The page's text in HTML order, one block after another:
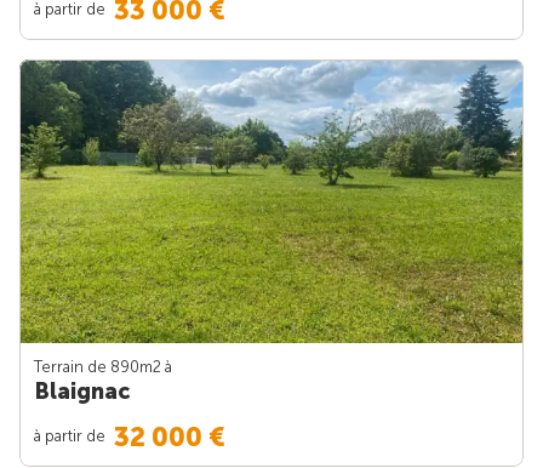
à partir de 33 000 €
Terrain de 890m2 à
Blaignac
à partir de 32 000 €